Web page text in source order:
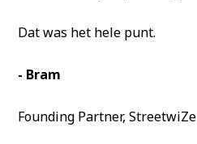
Dat was het hele punt.
- Bram
Founding Partner, StreetwiZe